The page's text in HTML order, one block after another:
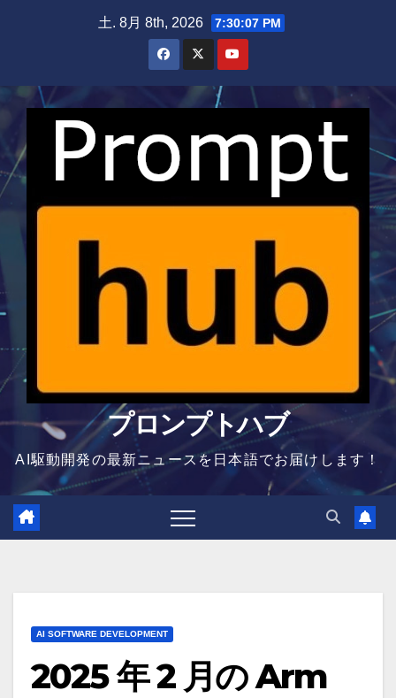
土. 8月 8th, 2026 7:30:08 PM
プロンプトハブ
AI駆動開発の最新ニュースを日本語でお届けします！
AI SOFTWARE DEVELOPMENT
2025 年 2 月の Arm